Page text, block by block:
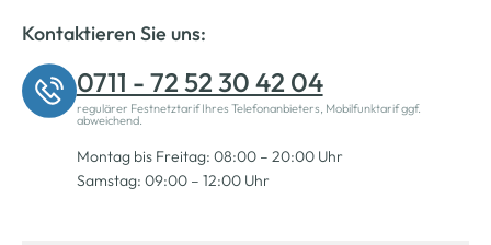
Kontaktieren Sie uns:
0711 - 72 52 30 42 04
regulärer Festnetztarif Ihres Telefonanbieters, Mobilfunktarif ggf.
abweichend.
Montag bis Freitag: 08:00 – 20:00 Uhr
Samstag: 09:00 – 12:00 Uhr